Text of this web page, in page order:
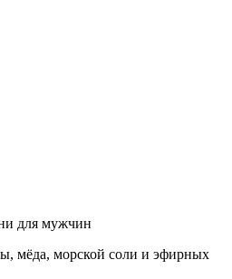
для мужчин
мёда, морской соли и эфирных